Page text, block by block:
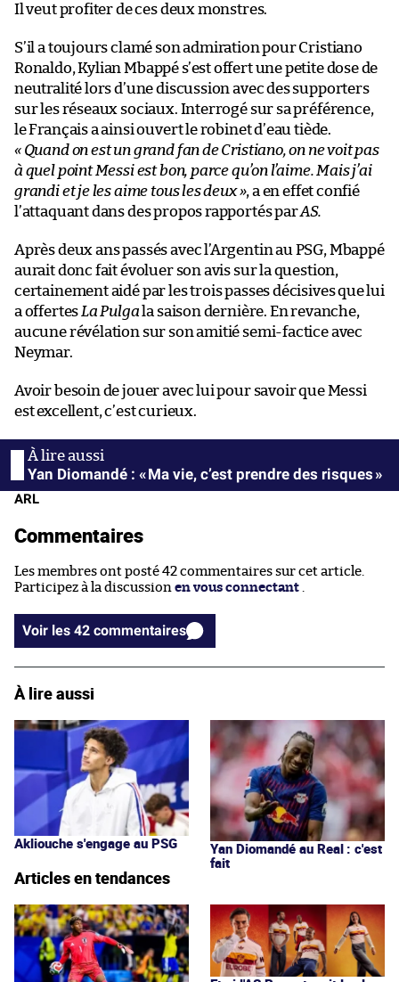
Il veut profiter de ces deux monstres.
S’il a toujours clamé son admiration pour Cristiano
Ronaldo, Kylian Mbappé s’est offert une petite dose de
neutralité lors d’une discussion avec des supporters
sur les réseaux sociaux. Interrogé sur sa préférence,
le Français a ainsi ouvert le robinet d’eau tiède.
« Quand on est un grand fan de Cristiano, on ne voit pas
à quel point Messi est bon, parce qu’on l’aime. Mais j’ai
grandi et je les aime tous les deux », a en effet confié
l’attaquant dans des propos rapportés parAS.
Après deux ans passés avec l’Argentin au PSG, Mbappé
aurait donc fait évoluer son avis sur la question,
certainement aidé par les trois passes décisives que lui
a offertes La Pulga la saison dernière. En revanche,
aucune révélation sur son amitié semi-factice avec
Neymar.
Avoir besoin de jouer avec lui pour savoir que Messi
est excellent, c’est curieux.
Yan Diomandé : « Ma vie, c’est prendre des risques »
ARL
Commentaires
Les membres ont posté 42 commentaires sur cet article.
Participez à la discussion en vous connectant
Voir les 42 commentaires
À lire aussi
Akliouche s'engage au PSG
Yan Diomandé au Real : c'est
fait
Articles en tendances